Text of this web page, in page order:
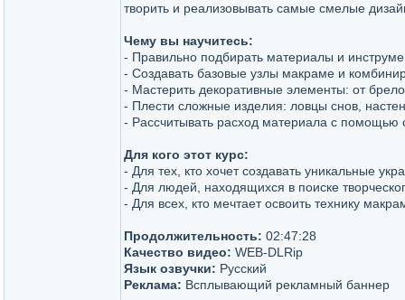
творить и реализовывать самые смелые
Чему вы научитесь:
- Правильно подбирать материалы и
- Создавать базовые узлы макраме и
- Мастерить декоративные элементы: от
- Плести сложные изделия: ловцы снов,
- Рассчитывать расход материала с
Для кого этот курс:
- Для тех, кто хочет создавать уникальные
- Для людей, находящихся в поиске
- Для всех, кто мечтает освоить технику
Продолжительность: 02:47:28
Качество видео: WEB-DLRip
Язык озвучки: Русский
Реклама: Всплывающий рекламный баннер